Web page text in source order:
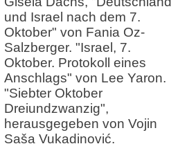
und Israel nach dem 7.
Oktober" von Fania Oz-
Salzberger. "Israel, 7.
Oktober. Protokoll eines
Anschlags" von Lee Yaron.
"Siebter Oktober
Dreiundzwanzig",
herausgegeben von Vojin
Saša Vukadinović.